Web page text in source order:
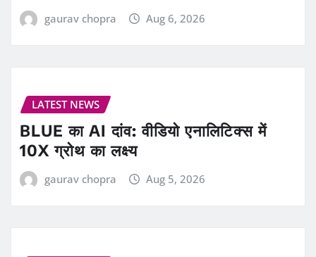
gaurav chopra Aug 6, 2026
LATEST NEWS
BLUE का AI दांव: वीडियो एनालिटिक्स में
10X ग्रोथ का लक्ष्य
gaurav chopra Aug 5, 2026